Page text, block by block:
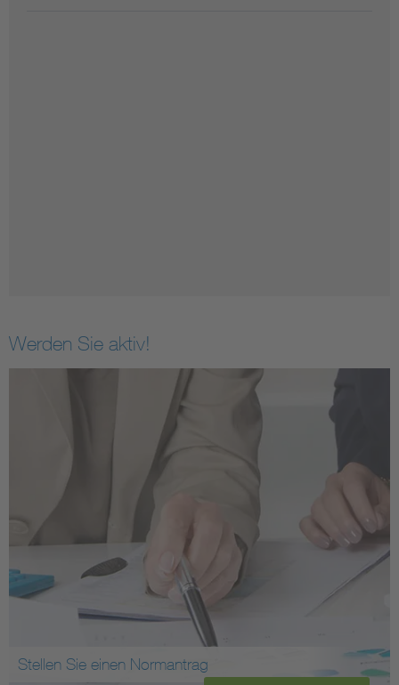
Werden Sie aktiv!
Stellen Sie einen Normantrag